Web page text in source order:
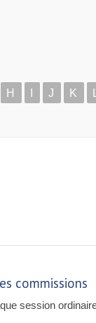
H J K
commissions
session